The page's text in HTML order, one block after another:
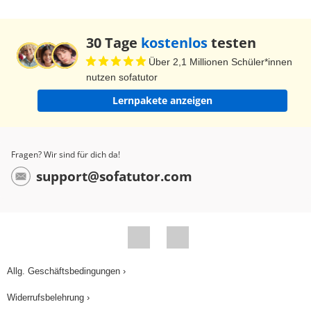
Die Brunst erfolgt alle 21 Tage, dann kann eine
Sau trächtig werden. Sie bringt ihre Jungen nach
3 Monaten, 3 Wochen und 3 Tagen zur Welt.
Daher kommt der Name 3-3-3-Regel. Ein Wurf
wieder eine andere. Nach 6 Wochen, also 42
Fachsprache heißt das Absetzen. Und die Sau
Fortpflanzung kann dann aufs Neue erfolgen. Auf
zu je sechs Tieren unterteilt. Dann kommt es über
30 Tage kostenlostesten
Über 2,1 Millionen Schüler*innen
nutzen sofatutor
Lernpakete anzeigen
Fragen? Wir sind für dich da!
support@sofatutor.com
Allg. Geschäftsbedingungen ›
Widerrufsbelehrung ›